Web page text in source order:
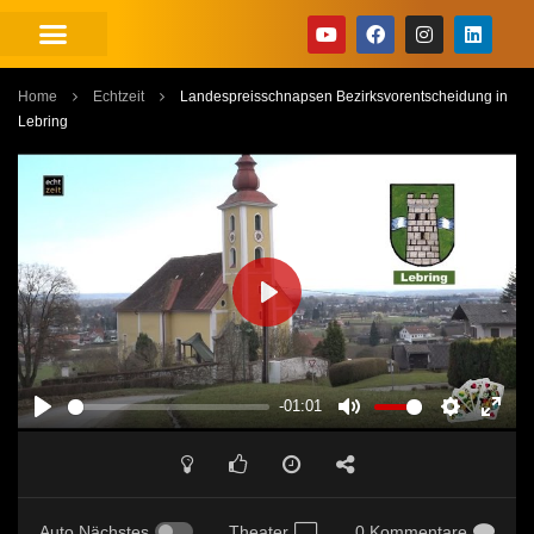
Home Echtzeit
Landespreisschnapsen Bezirksvorentscheidung in
Lebring
PLAY
-01:01
MUTE SETTINGS
PLAY